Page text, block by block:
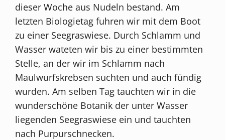
dieser Woche aus Nudeln bestand. Am
letzten Biologietag fuhren wir mit dem Boot
zu einer Seegraswiese. Durch Schlamm und
Wasser wateten wir bis zu einer bestimmten
Stelle, an der wir im Schlamm nach
Maulwurfskrebsen suchten und auch fündig
wurden. Am selben Tag tauchten wir in die
wunderschöne Botanik der unter Wasser
liegenden Seegraswiese ein und tauchten
nach Purpurschnecken.